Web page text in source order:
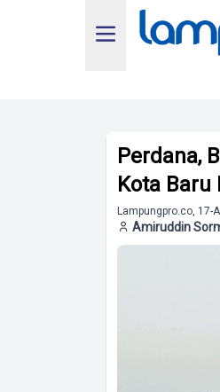
Perdana,
Kota
Lampungpro.co, 17-
Amiruddin